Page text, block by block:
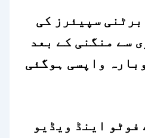
سپیئرز کی
سے منگنی کے بعد
واپسی ہوگئی
فوٹو اینڈ ویڈیو